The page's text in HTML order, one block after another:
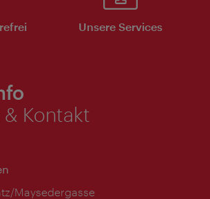
Unsere Services
& Kontakt
Maysedergasse